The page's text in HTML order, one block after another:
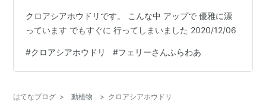
クロアシアホウドリです。 こんな中 アップで 優雅に漂
っています でもすぐに 行ってしまいました 2020/12/06
#クロアシアホウドリ #フェリーさんふらわあ
はてなブログ > 動植物 > クロアシアホウドリ